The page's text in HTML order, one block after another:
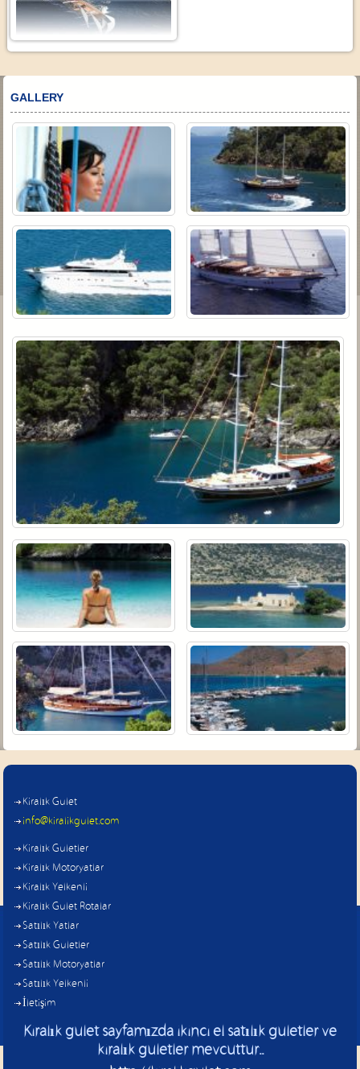
GALLERY
Kiralık Gulet
info@kiralikgulet.com
Kiralık Guletler
Kiralık Motoryatlar
Kiralık Yelkenli
Kiralık Gulet Rotalar
Satılık Yatlar
Satılık Guletler
Satılık Motoryatlar
Satılık Yelkenli
İletişim
Kiralık gulet sayfamızda ikinci el satılık guletler ve
kiralık guletler mevcuttur..